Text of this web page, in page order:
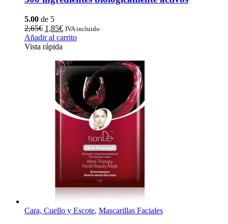
5.00 de 5
2,65€ El
precio
original
2,65€.
1,85€El
precio
1,85€.
IVA incluido
Añadir al carrito
Vista rápida
Cara, Cuello y Escote, Mascarillas Faciales